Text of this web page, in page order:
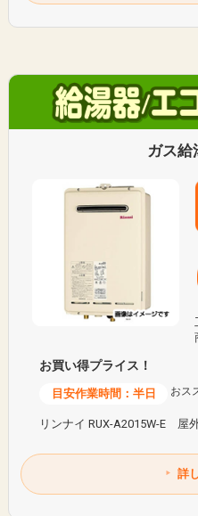
ガス給
お買い得プライス！
目安作業時間：半日 おス
リンナイ RUX-A2015W-E 屋
詳